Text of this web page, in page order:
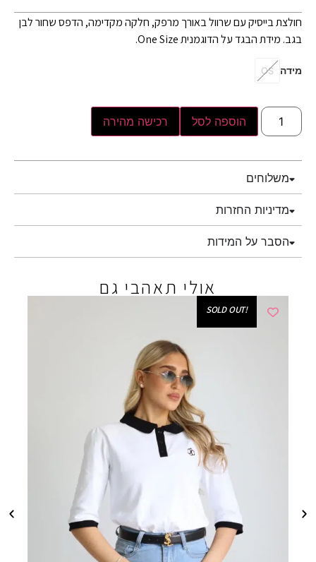
חולצת בייסיק עם שרוול באורך מרפק, חלקה מקדימה, הדפס שחור לבן
בגב. מידת הבגד על הדוגמנית One Size.
מידה OS
הוספה לסל רכישה מהירה
משלוחים
מדיניות החזרות
הסבר על המידות
אולי תאהבי גם
!SOLD OUT